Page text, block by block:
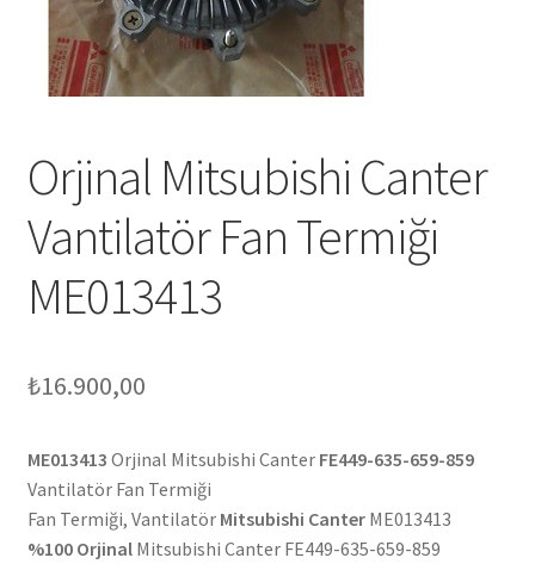
Orjinal Mitsubishi Canter
Vantilatör Fan Termiği
ME013413
₺16.900,00
ME013413 Orjinal Mitsubishi Canter FE449-635-659-859
Vantilatör Fan Termiği
Fan Termiği, Vantilatör Mitsubishi CanterME013413
%100 OrjinalMitsubishi Canter FE449-635-659-859